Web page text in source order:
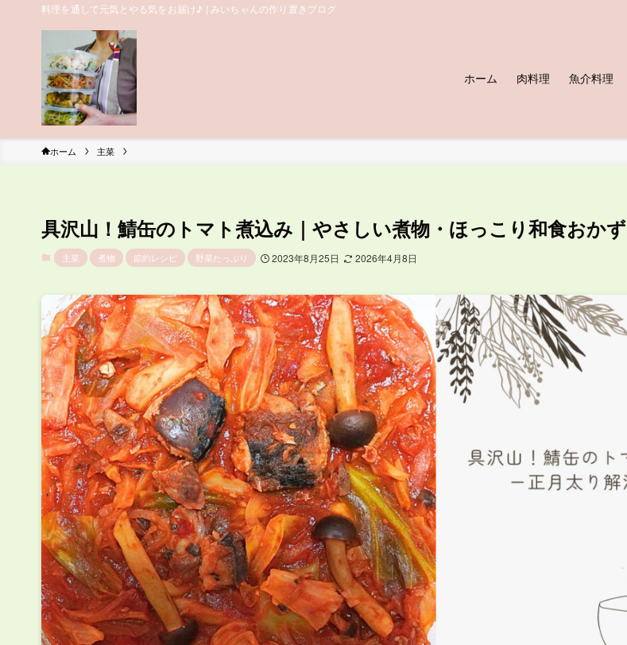
料理を通して元気とやる気をお届け♪ | みいちゃんの作り置きブログ
ホーム 肉料理 魚介料理
ホーム 主菜
具沢山！鯖缶のトマト煮込み｜やさしい煮物・ほっこり和食おかず
主菜 煮物 節約レシピ 野菜たっぷり 2023年8月25日 2026年4月8日